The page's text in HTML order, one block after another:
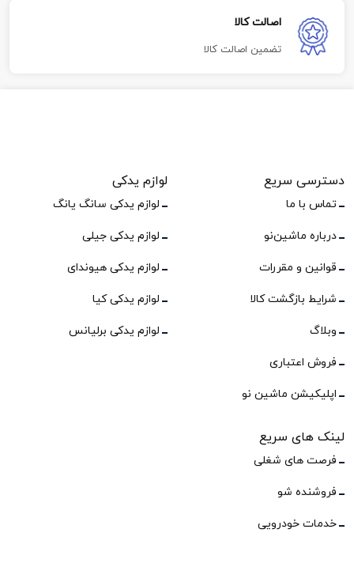
اصالت کالا
تضمین اصالت کالا
دسترسی سریع
تماس با ما
درباره ماشین‌نو
قوانین و مقررات
شرایط بازگشت کالا
وبلاگ
فروش اعتباری
اپلیکیشن ماشین نو
لوازم یدکی
لوازم یدکی سانگ یانگ
لوازم یدکی جیلی
لوازم یدکی هیوندای
لوازم یدکی کیا
لوازم یدکی برلیانس
لینک های سریع
فرصت های شغلی
فروشنده شو
خدمات خودرویی